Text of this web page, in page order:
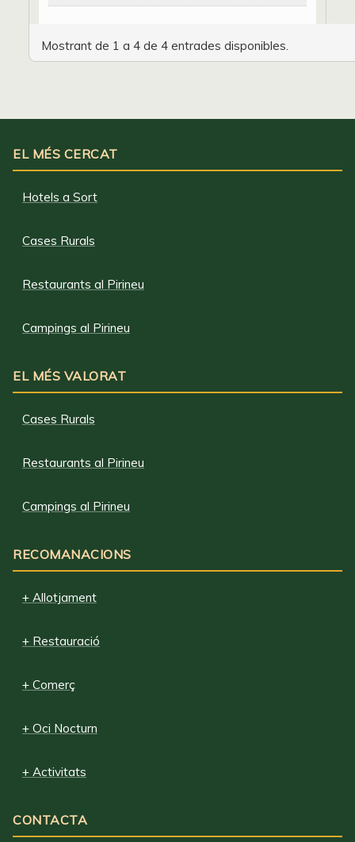
Mostrant de 1 a 4 de 4 entrades disponibles.
EL MÉS CERCAT
Hotels a Sort
Cases Rurals
Restaurants al Pirineu
Campings al Pirineu
EL MÉS VALORAT
Cases Rurals
Restaurants al Pirineu
Campings al Pirineu
RECOMANACIONS
+ Allotjament
+ Restauració
+ Comerç
+ Oci Nocturn
+ Activitats
CONTACTA